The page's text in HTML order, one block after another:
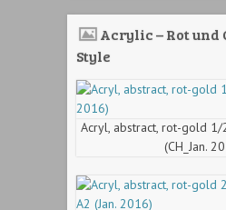
Acrylic – Rot und
Style
Acryl, abstract, rot-gold 1/
(CH_Jan.